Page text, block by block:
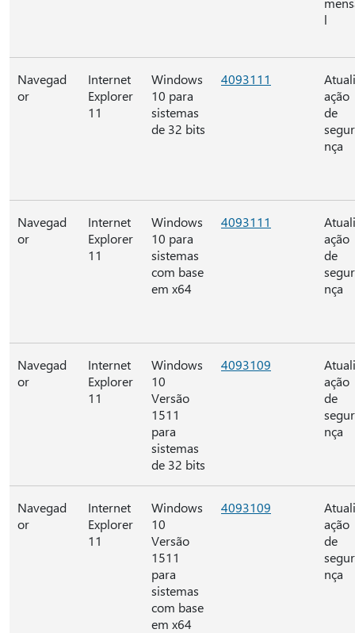
l
Navegad
or
Internet
Explorer
11
Windows
10 para
sistemas
de 32 bits
4093111
ação
de
nça
Navegad
or
Internet
Explorer
11
Windows
10 para
sistemas
com base
em x64
4093111
ação
de
nça
Navegad
or
Internet
Explorer
11
Windows
10
Versão
1511
para
sistemas
de 32 bits
4093109
ação
de
nça
Navegad
or
Internet
Explorer
11
Windows
10
Versão
1511
para
sistemas
com base
em x64
4093109
ação
de
nça